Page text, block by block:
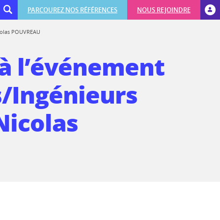
PARCOUREZ NOS RÉFÉRENCES NOUS REJOINDRE
POUVREAU
l’événement
Ingénieurs